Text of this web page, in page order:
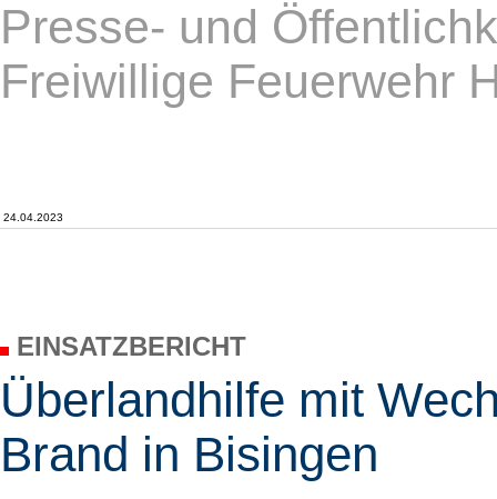
Presse- und
Freiwillige Feuerwehr
24.04.2023
EINSATZBERICHT
Überlandhilfe mit
Brand in Bisingen